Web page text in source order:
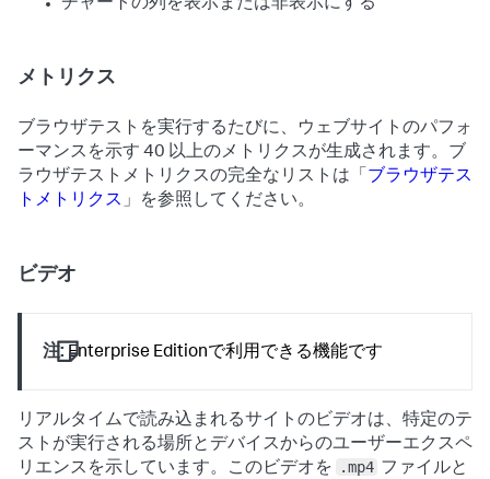
チャートの列を表示または非表示にする
メトリクス
ブラウザテストを実行するたびに、ウェブサイトのパフォ
ーマンスを示す 40 以上のメトリクスが生成されます。ブ
ラウザテストメトリクスの完全なリストは「 ブラウザテス
トメトリクス 」を参照してください。
ビデオ
注: Enterprise Editionで利用できる機能です
リアルタイムで読み込まれるサイトのビデオは、特定のテ
ストが実行される場所とデバイスからのユーザーエクスペ
リエンスを示しています。このビデオを
.mp4 ファイルと